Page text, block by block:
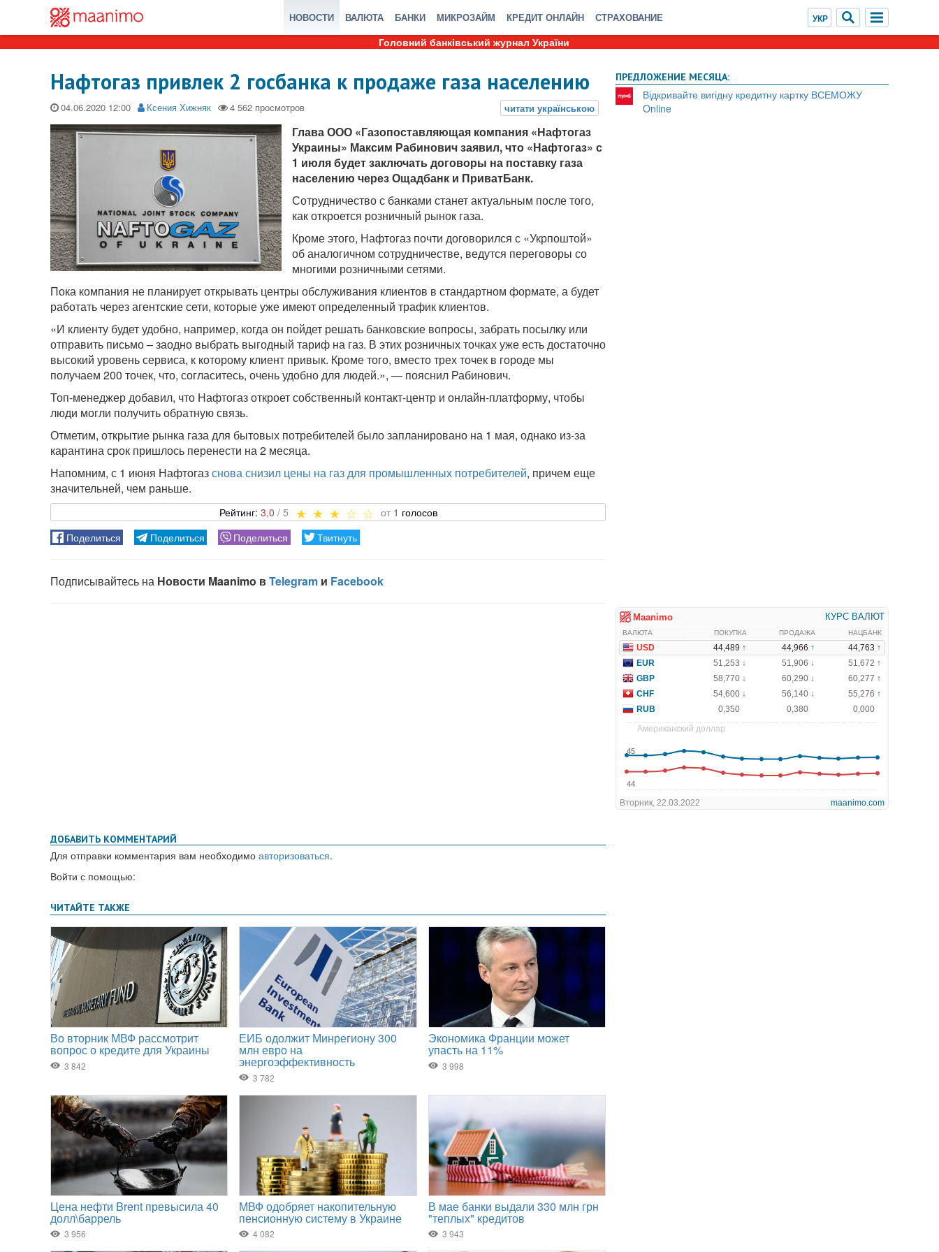
НОВОСТИ ВАЛЮТА БАНКИ МИКРОЗАЙМ КРЕДИТ ОНЛАЙН СТРАХОВАНИЕ
Головний банківський журнал України
Нафтогаз привлек 2 госбанка к продаже газа населению
04.06.2020 Ксения Хижняк
Глава ООО «Газопоставляющая компания «Нафтогаз
Украины» Максим Рабинович заявил, что «Нафтогаз» с
1 июля будет заключать договоры на поставку газа
населению через Ощадбанк и ПриватБанк.
Сотрудничество с банками станет актуальным после того,
как откроется розничный рынок газа.
Кроме этого, Нафтогаз почти договорился с «Укрпоштой»
об аналогичном сотрудничестве, ведутся переговоры со
многими розничными сетями.
Пока компания не планирует открывать центры обслуживания клиентов в стандартном формате, а будет
работать через агентские сети, которые уже имеют определенный трафик клиентов.
«И клиенту будет удобно, например, когда он пойдет решать банковские вопросы, забрать посылку или
отправить письмо – заодно выбрать выгодный тариф на газ. В этих розничных точках уже есть достаточно
высокий уровень сервиса, к которому клиент привык. Кроме того, вместо трех точек в городе мы
получаем 200 точек, что, согласитесь, очень удобно для людей.», — пояснил Рабинович.
Топ-менеджер добавил, что Нафтогаз откроет собственный контакт-центр и онлайн-платформу, чтобы
люди могли получить обратную связь.
Отметим, открытие рынка газа для бытовых потребителей было запланировано на 1 мая, однако из-за
карантина срок пришлось перенести на 2 месяца.
Напомним, с 1 июня Нафтогазснова снизил цены на газ для промышленных потребителей, причем еще
значительней, чем раньше.
3,0 1
ДОБАВИТЬ КОММЕНТАРИЙ
Для отправки комментария вам необходимо авторизоваться.
Войти с помощью:
ПРЕДЛОЖЕНИЕ МЕСЯЦА:
Відкривайте вигідну кредитну картку ВСЕМОЖУ
Online